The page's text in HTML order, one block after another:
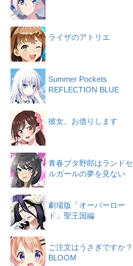
ライザのアトリエ
Summer Pockets
REFLECTION BLUE
彼女、お借りします
青春ブタ野郎はランドセ
ルガールの夢を見ない
劇場版「オーバーロー
ド」聖王国編
ご注文はうさぎですか？
BLOOM